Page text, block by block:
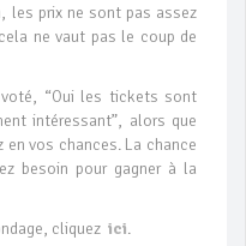
les prix ne sont pas assez
ne vaut pas le coup de
“Oui les tickets sont
intéressant”, alors que
vos chances. La chance
besoin pour gagner à la
cliquez ici.